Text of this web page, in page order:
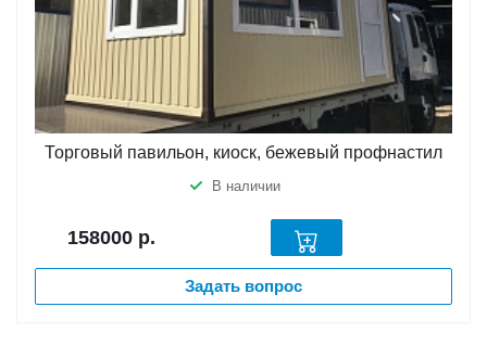
Торговый павильон, киоск, бежевый профнастил
В наличии
158000 р.
Задать вопрос